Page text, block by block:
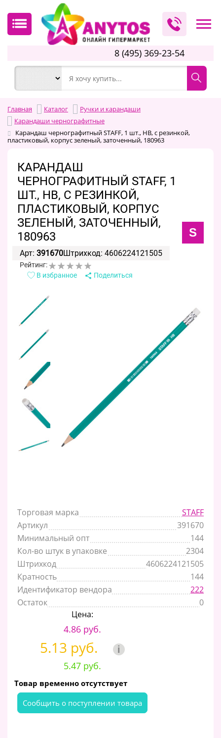
8 (495) 369-23-54
Главная Каталог
Ручки и карандаши
Карандаши чернографитные
Карандаш чернографитный STAFF, 1 шт., НВ, с резинкой,
пластиковый, корпус зеленый, заточенный, 180963
КАРАНДАШ
ЧЕРНОГРАФИТНЫЙ STAFF, 1
ШТ., НВ, С РЕЗИНКОЙ,
ПЛАСТИКОВЫЙ, КОРПУС
ЗЕЛЕНЫЙ, ЗАТОЧЕННЫЙ,
180963
S
Арт: 391670Штрихкод: 4606224121505
Рейтинг:
В избранное
Поделиться
Торговая марка
STAFF
Артикул
391670
Минимальный опт
144
Кол-во штук в упаковке
2304
Штрихкод
4606224121505
Кратность
144
Идентификатор вендора
222
Остаток
0
Цена:
4.86 руб.
5.13 руб. i
5.47 руб.
Товар временно отсутствует
Cообщить о поступлении товара